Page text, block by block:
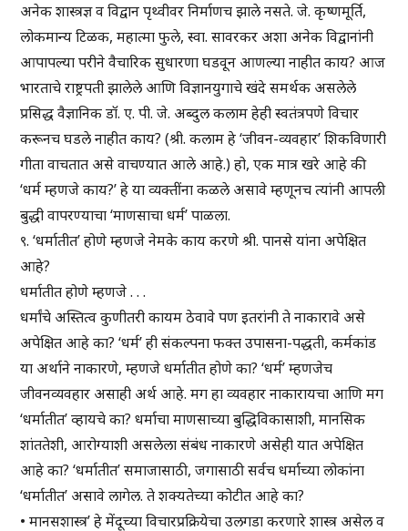
अनेक शास्त्रज्ञ व विद्वान पृथ्वीवर निर्माणच झाले नसते. जे. कृष्णमूर्ति,
लोकमान्य टिळक, महात्मा फुले, स्वा. सावरकर अशा अनेक विद्वानांनी
आपापल्या परीने वैचारिक सुधारणा घडवून आणल्या नाहीत काय? आज
भारताचे राष्ट्रपती झालेले आणि विज्ञानयुगाचे खंदे समर्थक असलेले
प्रसिद्ध वैज्ञानिक डॉ. ए. पी. जे. अब्दुल कलाम हेही स्वतंत्रपणे विचार
करूनच घडले नाहीत काय? (श्री. कलाम हे ‘जीवन-व्यवहार’ शिकविणारी
गीता वाचतात असे वाचण्यात आले आहे.) हो, एक मात्र खरे आहे की
‘धर्म म्हणजे काय?’ हे या व्यक्तींना कळले असावे म्हणूनच त्यांनी आपली
बुद्धी वापरण्याचा ‘माणसाचा धर्म’ पाळला.
९. ‘धर्मातीत’ होणे म्हणजे नेमके काय करणे श्री. पानसे यांना अपेक्षित
आहे?
धर्मातीत होणे म्हणजे . . .
धर्मांचे अस्तित्व कुणीतरी कायम ठेवावे पण इतरांनी ते नाकारावे असे
अपेक्षित आहे का? ‘धर्म’ ही संकल्पना फक्त उपासना-पद्धती, कर्मकांड
या अर्थाने नाकारणे, म्हणजे धर्मातीत होणे का? ‘धर्म’ म्हणजेच
जीवनव्यवहार असाही अर्थ आहे. मग हा व्यवहार नाकारायचा आणि मग
‘धर्मातीत’ व्हायचे का? धर्माचा माणसाच्या बुद्धिविकासाशी, मानसिक
शांततेशी, आरोग्याशी असलेला संबंध नाकारणे असेही यात अपेक्षित
आहे का? ‘धर्मातीत’ समाजासाठी, जगासाठी सर्वच धर्माच्या लोकांना
‘धर्मातीत’ असावे लागेल. ते शक्यतेच्या कोटीत आहे का?
• मानसशास्त्र’ हे मेंदूच्या विचारप्रक्रियेचा उलगडा करणारे शास्त्र असेल व